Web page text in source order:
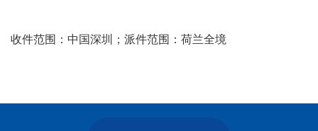
收件范围：中国深圳；派件范围：荷兰全境